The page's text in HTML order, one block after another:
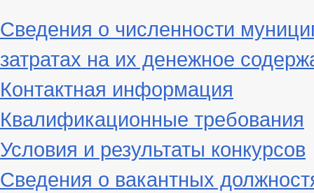
Сведения о численности
затратах на их денежное
Контактная информация
Квалификационные требования
Условия и результаты конкурсов
Сведения о вакантных